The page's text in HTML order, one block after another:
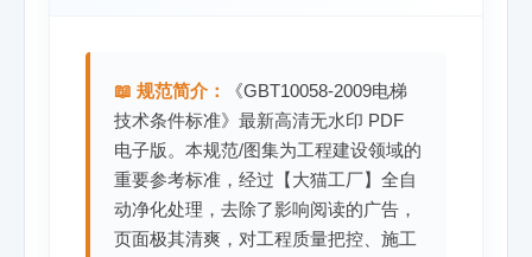
📖 规范简介：
《GBT10058-2009电梯
技术条件标准》最新高清无水印 PDF
电子版。本规范/图集为工程建设领域的
重要参考标准，经过【大猫工厂】全自
动净化处理，去除了影响阅读的广告，
页面极其清爽，对工程质量把控、施工